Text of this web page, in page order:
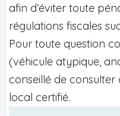
afin d’éviter toute
régulations fiscales
Pour toute question
(véhicule atypique,
conseillé de
local certifié.